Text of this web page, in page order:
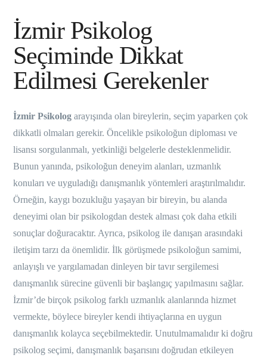
İzmir Psikolog
Seçiminde Dikkat
Edilmesi Gerekenler
İzmir Psikolog arayışında olan bireylerin, seçim yaparken çok
dikkatli olmaları gerekir. Öncelikle psikoloğun diploması ve
lisansı sorgulanmalı, yetkinliği belgelerle desteklenmelidir.
Bunun yanında, psikoloğun deneyim alanları, uzmanlık
konuları ve uyguladığı danışmanlık yöntemleri araştırılmalıdır.
Örneğin, kaygı bozukluğu yaşayan bir bireyin, bu alanda
deneyimi olan bir psikologdan destek alması çok daha etkili
sonuçlar doğuracaktır. Ayrıca, psikolog ile danışan arasındaki
iletişim tarzı da önemlidir. İlk görüşmede psikoloğun samimi,
anlayışlı ve yargılamadan dinleyen bir tavır sergilemesi
danışmanlık sürecine güvenli bir başlangıç yapılmasını sağlar.
İzmir’de birçok psikolog farklı uzmanlık alanlarında hizmet
vermekte, böylece bireyler kendi ihtiyaçlarına en uygun
danışmanlık kolayca seçebilmektedir. Unutulmamalıdır ki doğru
psikolog seçimi, danışmanlık başarısını doğrudan etkileyen